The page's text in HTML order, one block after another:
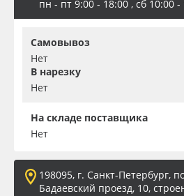
пн - пт 9:00 - 18:00 , сб 10:00 -
Самовывоз
Нет
В нарезку
Нет
На складе поставщика
Нет
198095, г. Санкт-Петербург,
Бадаевский проезд, 10,